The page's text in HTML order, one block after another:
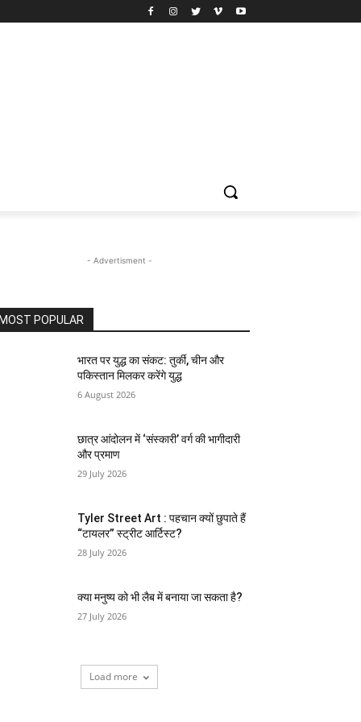
- Advertisment -
MOST POPULAR
भारत पर युद्ध का संकट: तुर्की, चीन और
पकिस्तान मिलकर करेंगे युद्ध
6 August 2026
छात्र आंदोलन में ‘संस्कारी’ वर्ग की भागीदारी
और प्रमाण
29 July 2026
Tyler Street Art : पहचान क्यों छुपाते हैं
“टायलर” स्ट्रीट आर्टिस्ट?
28 July 2026
क्या मनुष्य को भी लैब में बनाया जा सकता है?
27 July 2026
Load more